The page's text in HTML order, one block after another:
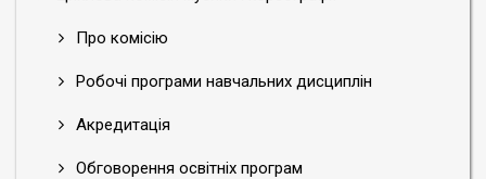
Про комісію
Робочі програми навчальних дисциплін
Акредитація
Обговорення освітніх програм